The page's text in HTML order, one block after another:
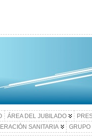
ÁREA DEL JUBILADO
SANITARIA GRUPO